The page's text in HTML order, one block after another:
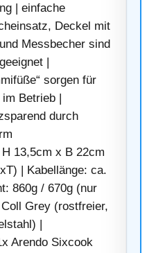
| einfache
Deckel mit
Messbecher sind
|
sorgen für
Betrieb |
durch
13,5cm x B 22cm
| Kabellänge: ca.
860g / 670g (nur
Grey (rostfreier,
|
Arendo Sixcook